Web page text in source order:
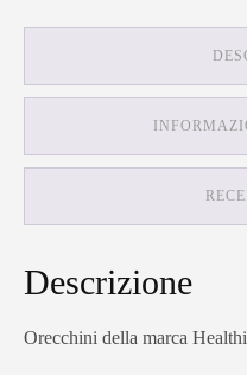
Descrizione
Orecchini della marca